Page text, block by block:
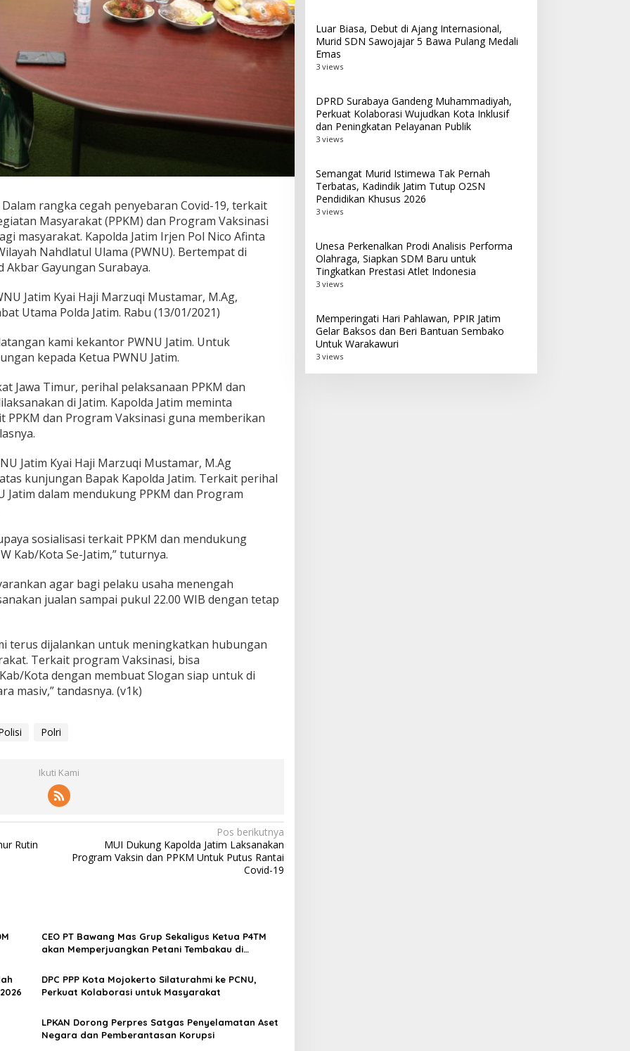
rangka cegah penyebaran Covid-19, terkait
Masyarakat (PPKM) dan Program Vaksinasi
masyarakat. Kapolda Jatim Irjen Pol Nico Afinta
Nahdlatul Ulama (PWNU). Bertempat di
Akbar Gayungan Surabaya.
Jatim Kyai Haji Marzuqi Mustamar, M.Ag,
Utama Polda Jatim. Rabu (13/01/2021)
kami kekantor PWNU Jatim. Untuk
kepada Ketua PWNU Jatim.
Jawa Timur, perihal pelaksanaan PPKM dan
di Jatim. Kapolda Jatim meminta
PPKM dan Program Vaksinasi guna memberikan
Jatim Kyai Haji Marzuqi Mustamar, M.Ag
kunjungan Bapak Kapolda Jatim. Terkait perihal
Jatim dalam mendukung PPKM dan Program
sosialisasi terkait PPKM dan mendukung
Kab/Kota Se-Jatim,” tuturnya.
agar bagi pelaku usaha menengah
jualan sampai pukul 22.00 WIB dengan tetap
terus dijalankan untuk meningkatkan hubungan
Terkait program Vaksinasi, bisa
Kota dengan membuat Slogan siap untuk di
masiv,” tandasnya. (v1k)
Polri
Ikuti Kami
Rutin
Pos berikutnya
MUI Dukung Kapolda Jatim Laksanakan
Program Vaksin dan PPKM Untuk Putus Rantai
Covid-19
CEO PT Bawang Mas Grup Sekaligus Ketua P4TM
akan Memperjuangkan Petani Tembakau di
DPC PPP Kota Mojokerto Silaturahmi ke PCNU,
Perkuat Kolaborasi untuk Masyarakat
LPKAN Dorong Perpres Satgas Penyelamatan Aset
Negara dan Pemberantasan Korupsi
Luar Biasa, Debut di Ajang Internasional,
Murid SDN Sawojajar 5 Bawa Pulang Medali
Emas
3 views
DPRD Surabaya Gandeng Muhammadiyah,
Perkuat Kolaborasi Wujudkan Kota Inklusif
dan Peningkatan Pelayanan Publik
3 views
Semangat Murid Istimewa Tak Pernah
Terbatas, Kadindik Jatim Tutup O2SN
Pendidikan Khusus 2026
3 views
Unesa Perkenalkan Prodi Analisis Performa
Olahraga, Siapkan SDM Baru untuk
Tingkatkan Prestasi Atlet Indonesia
3 views
Memperingati Hari Pahlawan, PPIR Jatim
Gelar Baksos dan Beri Bantuan Sembako
Untuk Warakawuri
3 views